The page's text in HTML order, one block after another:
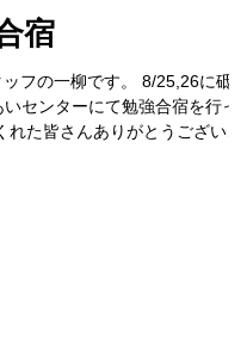
宿
フの一柳です。 8/25,26に砥部
センターにて勉強合宿を行って
れた皆さんありがとうございま